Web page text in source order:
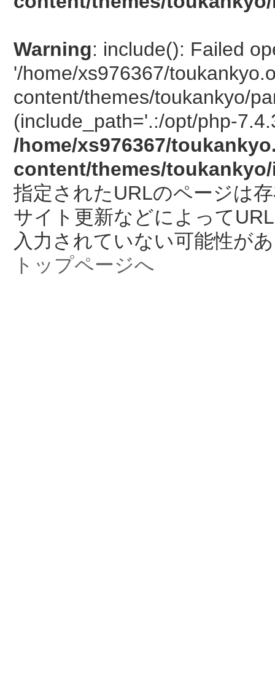
Warning: include(): Failed
'/home/xs976367/
content/themes/toukankyo/
(include_path='.:/opt/php-
/home/xs976367/
content/themes/
指定されたURLのページは
サイト更新などによって
入力されていない可能性が
トップページへ